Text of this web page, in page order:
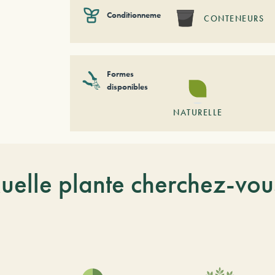
Conditionnement CONTENEURS
Formes
disponibles
NATURELLE
plante cherchez-